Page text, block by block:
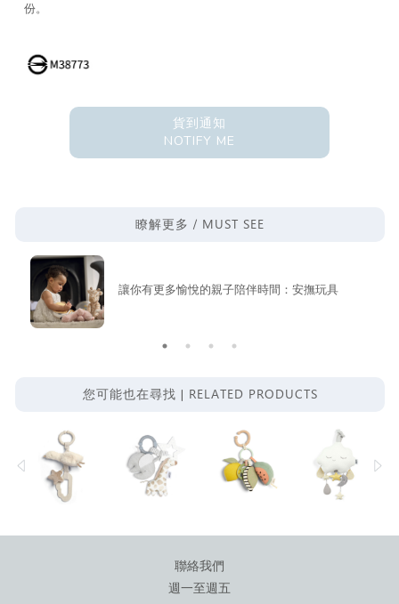
份。
貨到通知
NOTIFY ME
瞭解更多 / MUST SEE
讓你有更多愉悅的親子陪伴時間：安撫玩具
您可能也在尋找 | RELATED PRODUCTS
聯絡我們
週一至週五